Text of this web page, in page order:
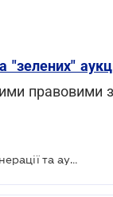
правовими
Кабмін змінив правила конкурсу на будівництво генерації та аукціонів ВДЕ